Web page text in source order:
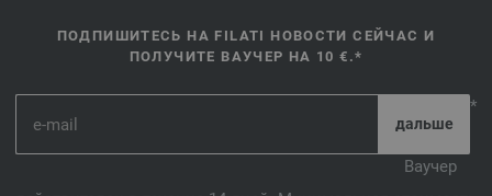
ПОДПИШИТЕСЬ НА FILATI НОВОСТИ СЕЙЧАС И
ПОЛУЧИТЕ ВАУЧЕР НА 10 €.*
*
Ваучер